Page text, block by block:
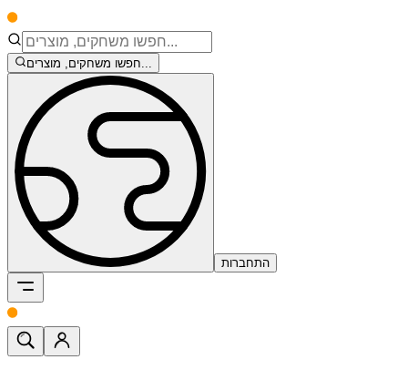
חפשו משחקים, מוצרים...
התחברות